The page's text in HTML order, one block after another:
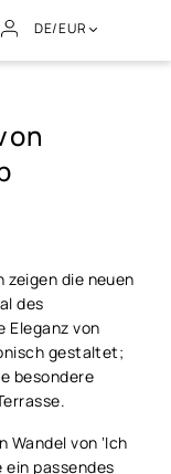
DE/EUR
zeigen die neuen
des
Eleganz von
gestaltet;
besondere
Wandel von ‘Ich
ein passendes